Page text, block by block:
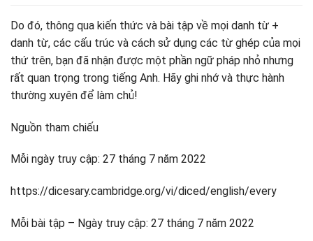
Do đó, thông qua kiến ​​thức và bài tập về mọi danh từ +
danh từ, các cấu trúc và cách sử dụng các từ ghép của mọi
thứ trên, bạn đã nhận được một phần ngữ pháp nhỏ nhưng
rất quan trọng trong tiếng Anh. Hãy ghi nhớ và thực hành
thường xuyên để làm chủ!
Nguồn tham chiếu
Mỗi ngày truy cập: 27 tháng 7 năm 2022
https://dicesary.cambridge.org/vi/diced/english/every
Mỗi bài tập – Ngày truy cập: 27 tháng 7 năm 2022